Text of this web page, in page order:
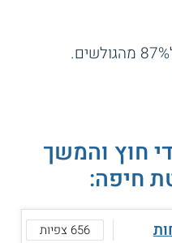
חוץ והמשך
חיפה:
656 צפיות